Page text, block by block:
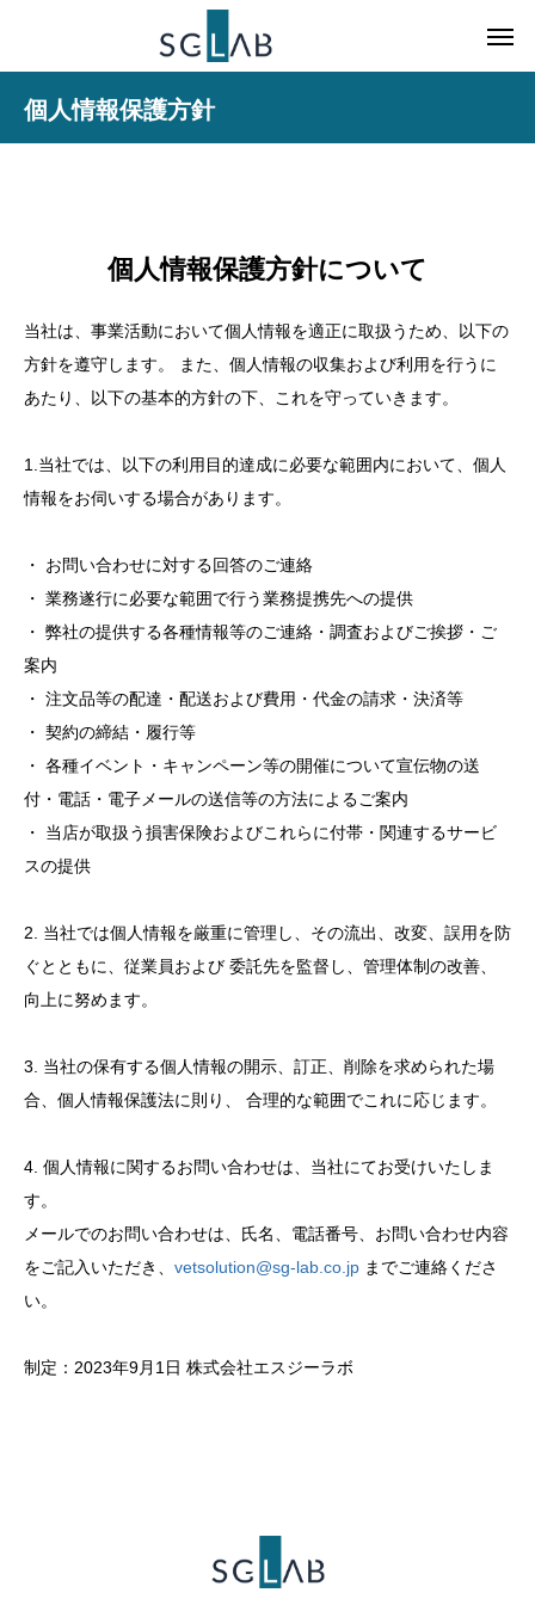
個人情報保護方針
個人情報保護方針について
当社は、事業活動において個人情報を適正に取扱うため、以下の
方針を遵守します。 また、個人情報の収集および利用を行うに
あたり、以下の基本的方針の下、これを守っていきます。
1.当社では、以下の利用目的達成に必要な範囲内において、個人
情報をお伺いする場合があります。
・ お問い合わせに対する回答のご連絡
・ 業務遂行に必要な範囲で行う業務提携先への提供
・ 弊社の提供する各種情報等のご連絡・調査およびご挨拶・ご
案内
・ 注文品等の配達・配送および費用・代金の請求・決済等
・ 契約の締結・履行等
・ 各種イベント・キャンペーン等の開催について宣伝物の送
付・電話・電子メールの送信等の方法によるご案内
・ 当店が取扱う損害保険およびこれらに付帯・関連するサービ
スの提供
2. 当社では個人情報を厳重に管理し、その流出、改変、誤用を防
ぐとともに、従業員および 委託先を監督し、管理体制の改善、
向上に努めます。
3. 当社の保有する個人情報の開示、訂正、削除を求められた場
合、個人情報保護法に則り、 合理的な範囲でこれに応じます。
4. 個人情報に関するお問い合わせは、当社にてお受けいたしま
す。
メールでのお問い合わせは、氏名、電話番号、お問い合わせ内容
をご記入いただき、 vetsolution@sg-lab.co.jp までご連絡くださ
い。
制定：2023年9月1日 株式会社エスジーラボ